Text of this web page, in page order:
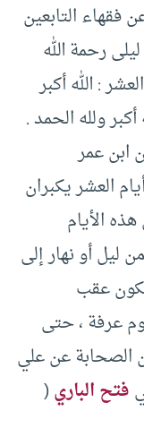
فقهاء التابعين
رحمة الله
: الله أكبر
أكبر ولله الحمد .
: وكان ابن عمر
العشر يكبران
الأيام
ليل أو نهار إلى
يكون عقب
عرفة ، حتى
الصحابة عن علي
فتح الباري(